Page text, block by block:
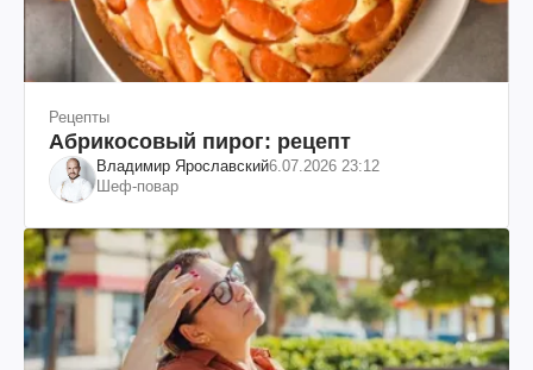
Рецепты
Абрикосовый пирог: рецепт
Владимир Ярославский6.07.2026 23:12
Шеф-повар